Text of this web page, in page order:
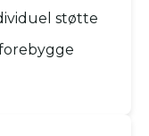
støtte